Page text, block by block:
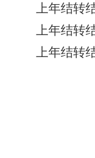
上年结转
上年结转
上年结转